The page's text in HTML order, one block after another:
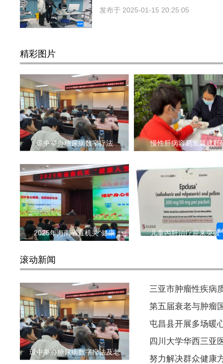
发布于 2025-01-15 20:25:05
精彩图片
琼中举办糖尿病数字疗法 慢性肝病容易发展成肝
2025年海南省直机关“健康 儿童丙肝治疗迎来突破
滚动新闻
琼中举办糖尿病数字疗法及老
三亚市肿瘤性疾病
第五届衰老与肿瘤
屯昌县开展多场暖
四川大学华西三亚
努力解决群众健康